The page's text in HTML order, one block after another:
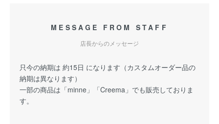
MESSAGE FROM STAFF
店長からのメッセージ
只今の納期は 約15日 になります（カスタムオーダー品の
納期は異なります）
一部の商品は「minne」「Creema」でも販売しておりま
す。